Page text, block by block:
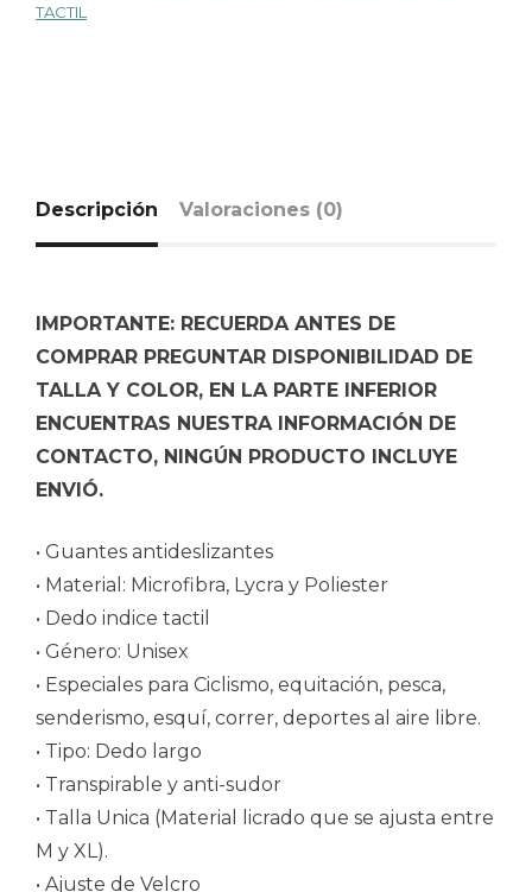
TACTIL
Descripción Valoraciones (0)
IMPORTANTE: RECUERDA ANTES DE
COMPRAR PREGUNTAR DISPONIBILIDAD DE
TALLA Y COLOR, EN LA PARTE INFERIOR
ENCUENTRAS NUESTRA INFORMACIÓN DE
CONTACTO, NINGÚN PRODUCTO INCLUYE
ENVIÓ.
• Guantes antideslizantes
• Material: Microfibra, Lycra y Poliester
• Dedo indice tactil
• Género: Unisex
• Especiales para Ciclismo, equitación, pesca,
senderismo, esquí, correr, deportes al aire libre.
• Tipo: Dedo largo
• Transpirable y anti-sudor
• Talla Unica (Material licrado que se ajusta entre
M y XL).
• Ajuste de Velcro